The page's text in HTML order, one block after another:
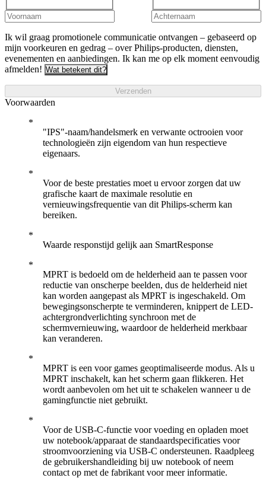
Ik wil graag promotionele communicatie ontvangen – gebaseerd op
mijn voorkeuren en gedrag – over Philips-producten, diensten,
evenementen en aanbiedingen. Ik kan me op elk moment eenvoudig
afmelden! Wat betekent dit?
Verzenden
Voorwaarden
"IPS"-naam/handelsmerk en verwante octrooien voor
technologieën zijn eigendom van hun respectieve
eigenaars.
Voor de beste prestaties moet u ervoor zorgen dat uw
grafische kaart de maximale resolutie en
vernieuwingsfrequentie van dit Philips-scherm kan
bereiken.
Waarde responstijd gelijk aan SmartResponse
MPRT is bedoeld om de helderheid aan te passen voor
reductie van onscherpe beelden, dus de helderheid niet
kan worden aangepast als MPRT is ingeschakeld. Om
bewegingsonscherpte te verminderen, knippert de LED-
achtergrondverlichting synchroon met de
schermvernieuwing, waardoor de helderheid merkbaar
kan veranderen.
MPRT is een voor games geoptimaliseerde modus. Als u
MPRT inschakelt, kan het scherm gaan flikkeren. Het
wordt aanbevolen om het uit te schakelen wanneer u de
gamingfunctie niet gebruikt.
Voor de USB-C-functie voor voeding en opladen moet
uw notebook/apparaat de standaardspecificaties voor
stroomvoorziening via USB-C ondersteunen. Raadpleeg
de gebruikershandleiding bij uw notebook of neem
contact op met de fabrikant voor meer informatie.